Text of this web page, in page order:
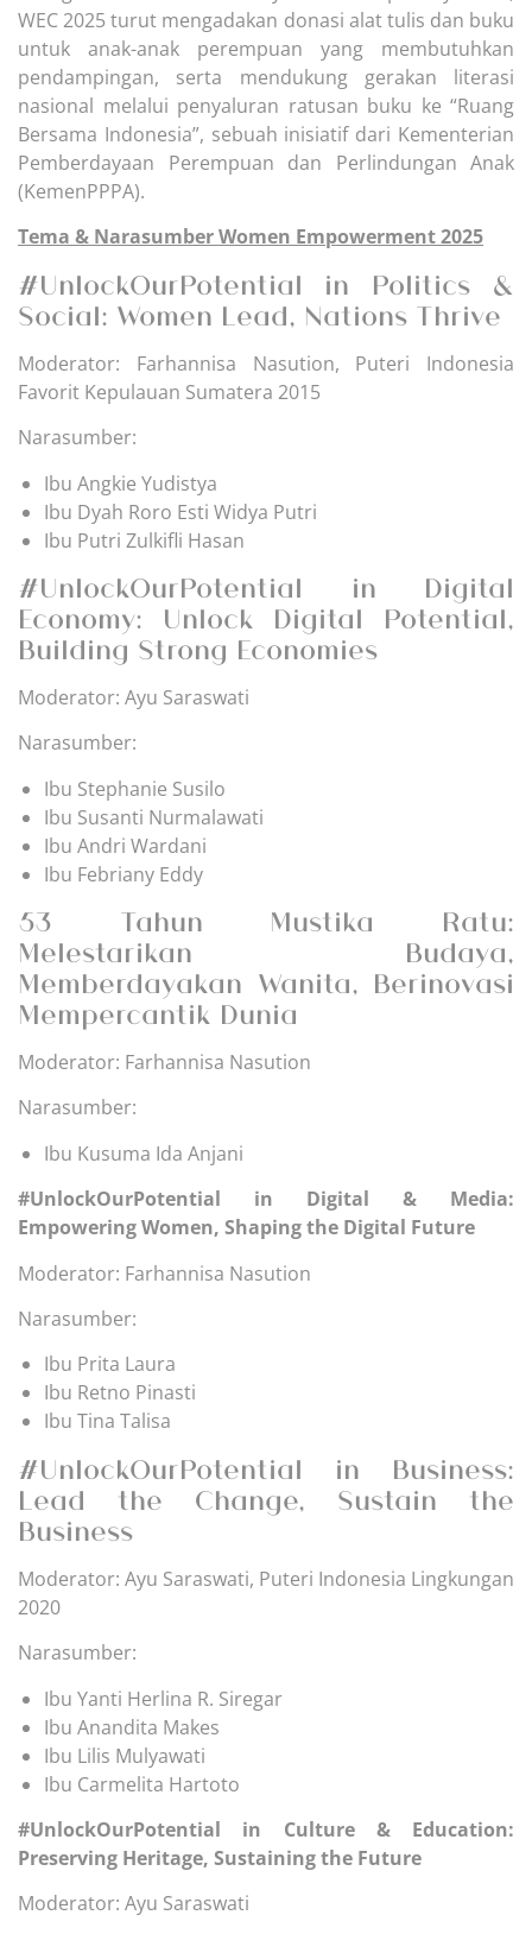
WEC 2025 turut mengadakan donasi alat tulis dan buku
untuk anak-anak perempuan yang membutuhkan
pendampingan, serta mendukung gerakan literasi
nasional melalui penyaluran ratusan buku ke “Ruang
Bersama Indonesia”, sebuah inisiatif dari Kementerian
Pemberdayaan Perempuan dan Perlindungan Anak
(KemenPPPA).
Tema & Narasumber Women Empowerment 2025
#UnlockOurPotential in Politics &
Social: Women Lead, Nations Thrive
Moderator: Farhannisa Nasution, Puteri Indonesia
Favorit Kepulauan Sumatera 2015
Narasumber:
Ibu Angkie Yudistya
Ibu Dyah Roro Esti Widya Putri
Ibu Putri Zulkifli Hasan
#UnlockOurPotential in Digital
Economy: Unlock Digital Potential,
Building Strong Economies
Moderator: Ayu Saraswati
Narasumber:
Ibu Stephanie Susilo
Ibu Susanti Nurmalawati
Ibu Andri Wardani
Ibu Febriany Eddy
53 Tahun Mustika Ratu:
Melestarikan Budaya,
Memberdayakan Wanita, Berinovasi
Mempercantik Dunia
Moderator: Farhannisa Nasution
Narasumber:
Ibu Kusuma Ida Anjani
#UnlockOurPotential in Digital & Media:
Empowering Women, Shaping the Digital Future
Moderator: Farhannisa Nasution
Narasumber:
Ibu Prita Laura
Ibu Retno Pinasti
Ibu Tina Talisa
#UnlockOurPotential in Business:
Lead the Change, Sustain the
Business
Moderator: Ayu Saraswati, Puteri Indonesia Lingkungan
2020
Narasumber:
Ibu Yanti Herlina R. Siregar
Ibu Anandita Makes
Ibu Lilis Mulyawati
Ibu Carmelita Hartoto
#UnlockOurPotential in Culture & Education:
Preserving Heritage, Sustaining the Future
Moderator: Ayu Saraswati